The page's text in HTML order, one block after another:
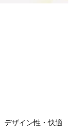
デザイン性・快適